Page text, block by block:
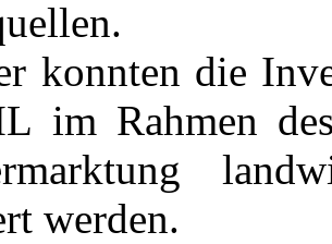
konnten die
im Rahmen
werden.